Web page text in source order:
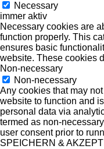
Necessary
immer aktiv
Necessary cookies are
function properly. This
ensures basic
website. These cookies
Non-necessary
Non-necessary
Any cookies that may
website to function and
personal data via
termed as non-
user consent prior to
SPEICHERN &